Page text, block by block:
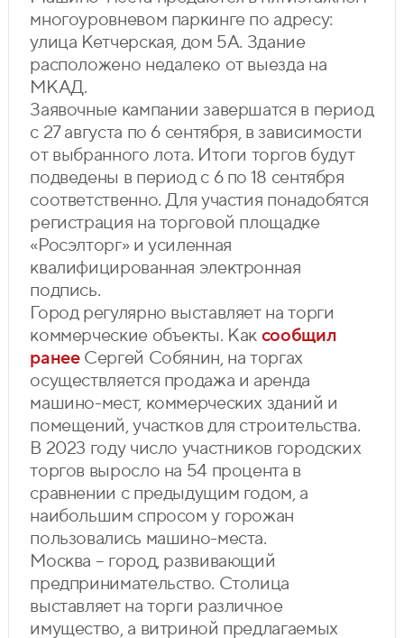
многоуровневом паркинге по адресу:
улица Кетчерская, дом 5А. Здание
расположено недалеко от выезда на
МКАД.
Заявочные кампании завершатся в период
с 27 августа по 6 сентября, в зависимости
от выбранного лота. Итоги торгов будут
подведены в период с 6 по 18 сентября
соответственно. Для участия понадобятся
регистрация на торговой площадке
«Росэлторг» и усиленная
квалифицированная электронная
подпись.
Город регулярно выставляет на торги
коммерческие объекты. Как сообщил
ранееСергей Собянин, на торгах
осуществляется продажа и аренда
машино-мест, коммерческих зданий и
помещений, участков для строительства.
В 2023 году число участников городских
торгов выросло на 54 процента в
сравнении с предыдущим годом, а
наибольшим спросом у горожан
пользовались машино-места.
Москва – город, развивающий
предпринимательство. Столица
выставляет на торги различное
имущество, а витриной предлагаемых